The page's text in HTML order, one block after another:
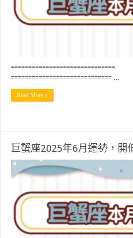
==============================
============================= …
Read More »
巨蟹座2025年6月運勢，開